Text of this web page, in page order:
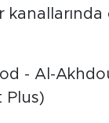
- Al-
Plus)